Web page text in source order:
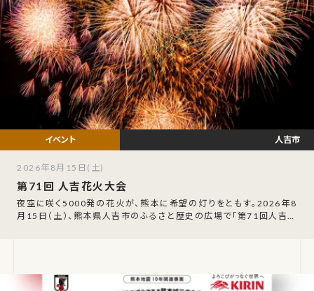
第71回 人吉花火大会
夜空に咲く5000発の花火が、熊本に希望の灯りをともす。2026年8
月15日（土）、熊本県人吉市のふるさと歴史の広場で「第71回人吉花
人吉市
2026年8月15日(土)